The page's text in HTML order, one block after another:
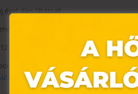
évet éles látással!
egészségével, és használd ki
12:00 és 14:00 között várunk Vision
itt:
https://www.visionexpress.hu/